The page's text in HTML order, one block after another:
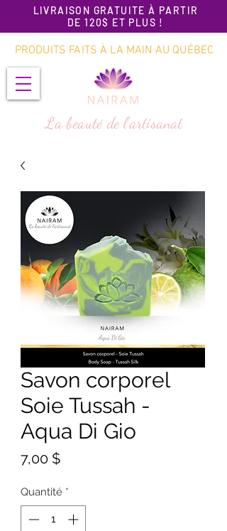
LIVRAISON GRATUITE À PARTIR
DE 120$ ET PLUS !
La beauté de l'artisanat
PRODUITS FAITS À LA MAIN AU QUÉBEC
Savon corporel
Soie Tussah -
Aqua Di Gio
7,00 $Prix
Quantité *